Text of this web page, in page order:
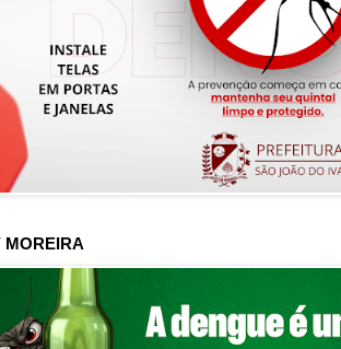
MOREIRA